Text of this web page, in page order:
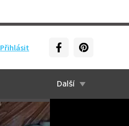
Přihlásit
Další